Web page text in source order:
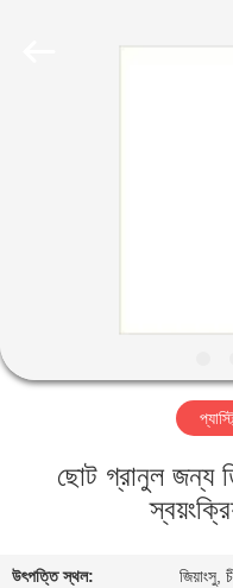
কারখানা
ছোট গ্রানুল জন্য
উৎপত্তি স্থল: জিয়াংসু,